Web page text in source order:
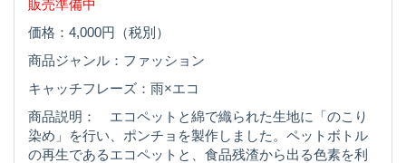
販売準備中
価格：4,000円（税別）
商品ジャンル：ファッション
キャッチフレーズ：雨×エコ
商品説明： エコペットと綿で織られた生地に「のこり
染め」を行い、ポンチョを製作しました。ペットボトル
の再生であるエコペットと、食品残渣から出る色素を利